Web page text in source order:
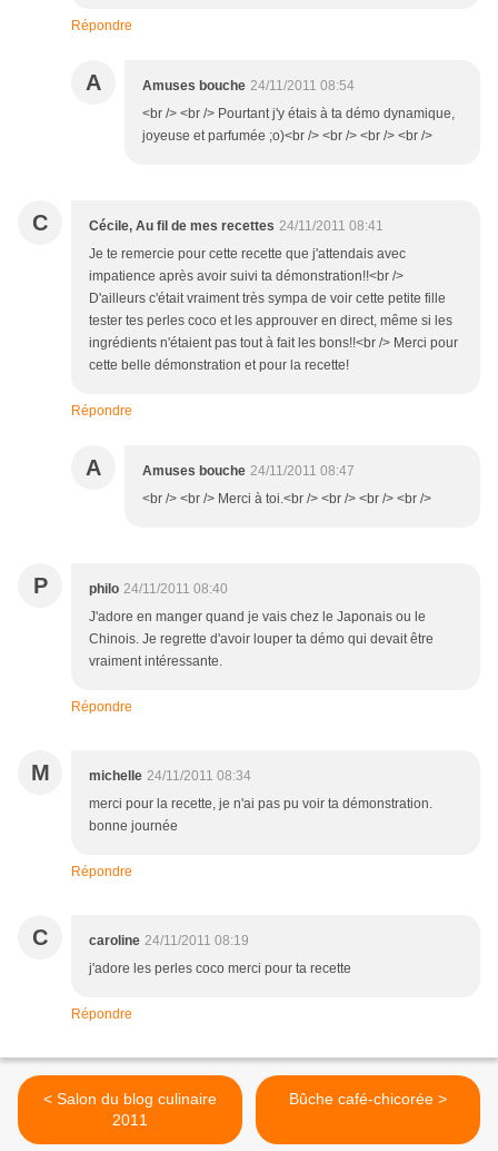
Répondre
A Amuses bouche 24/11/2011 08:54
<br /> <br /> Pourtant j'y étais à ta démo dynamique,
joyeuse et parfumée ;o)<br /> <br /> <br /> <br />
C Cécile, Au fil de mes recettes 24/11/2011 08:41
Je te remercie pour cette recette que j'attendais avec
impatience après avoir suivi ta démonstration!!<br />
D'ailleurs c'était vraiment très sympa de voir cette petite fille
tester tes perles coco et les approuver en direct, même si les
ingrédients n'étaient pas tout à fait les bons!!<br /> Merci pour
cette belle démonstration et pour la recette!
Répondre
A Amuses bouche 24/11/2011 08:47
<br /> <br /> Merci à toi.<br /> <br /> <br /> <br />
P philo 24/11/2011 08:40
J'adore en manger quand je vais chez le Japonais ou le
Chinois. Je regrette d'avoir louper ta démo qui devait être
vraiment intéressante.
Répondre
M michelle 24/11/2011 08:34
merci pour la recette, je n'ai pas pu voir ta démonstration.
bonne journée
Répondre
C caroline 24/11/2011 08:19
j'adore les perles coco merci pour ta recette
Répondre
< Salon du blog culinaire
2011
Bûche café-chicorée >